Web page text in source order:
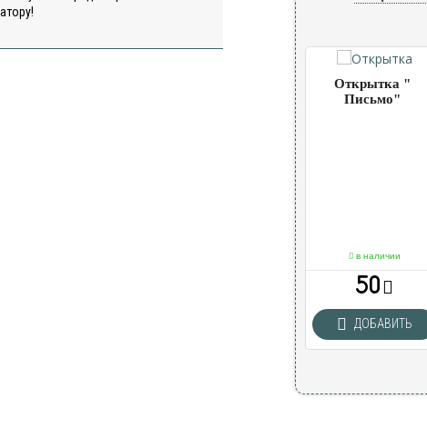
Открытка "
Письмо"
в наличии
50
ДОБАВИТЬ